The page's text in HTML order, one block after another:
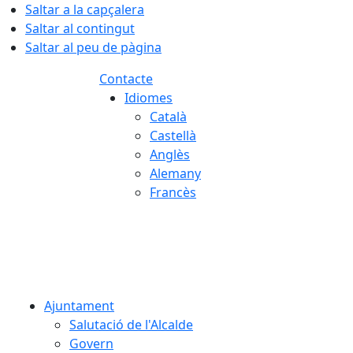
Saltar a la capçalera
Saltar al contingut
Saltar al peu de pàgina
Contacte
Idiomes
Català
Castellà
Anglès
Alemany
Francès
Ajuntament
Salutació de l'Alcalde
Govern